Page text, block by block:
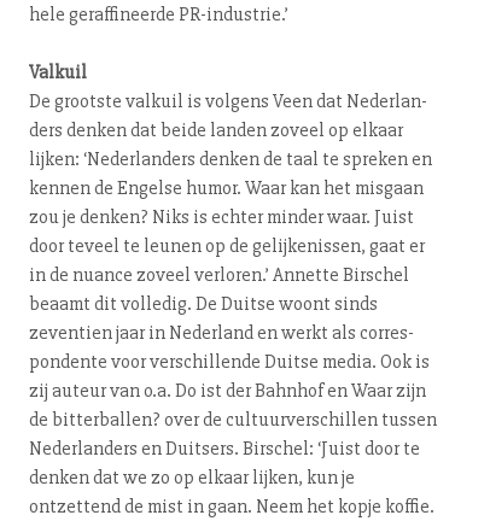
hele ge­raf­fi­neer­de PR-in­du­strie.’
Valkuil
De grootste valkuil is volgens Veen dat Ne­der­lan­
ders denken dat beide landen zoveel op elkaar
lijken: ‘Ne­der­lan­ders denken de taal te spreken en
kennen de Engelse humor. Waar kan het misgaan
zou je denken? Niks is echter minder waar. Juist
door teveel te leunen op de ge­lij­ke­nis­sen, gaat er
in de nuance zoveel verloren.’ Annette Birschel
beaamt dit volledig. De Duitse woont sinds
zeventien jaar in Nederland en werkt als cor­res­
pon­den­te voor ver­schil­len­de Duitse media. Ook is
zij auteur van o.a. Do ist der Bahnhof en Waar zijn
de bit­ter­bal­len? over de cul­tuur­ver­schil­len tussen
Ne­der­lan­ders en Duitsers. Birschel: ‘Juist door te
denken dat we zo op elkaar lijken, kun je
ontzettend de mist in gaan. Neem het kopje koffie.